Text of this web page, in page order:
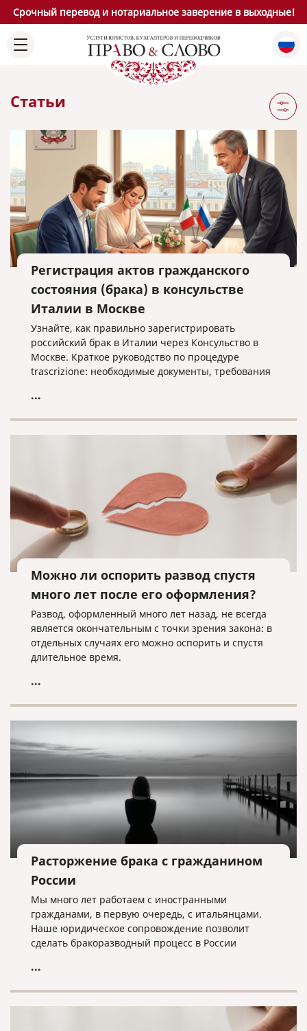
Срочный перевод и нотариальное заверение в выходные!
Статьи
Регистрация актов гражданского
состояния (брака) в консульстве
Италии в Москве
Узнайте, как правильно зарегистрировать
российский брак в Италии через Консульство в
Москве. Краткое руководство по процедуре
trascrizione: необходимые документы, требования
лишних хлопот.
...
Можно ли оспорить развод спустя
много лет после его оформления?
Развод, оформленный много лет назад, не всегда
является окончательным с точки зрения закона: в
отдельных случаях его можно оспорить и спустя
длительное время.
...
Расторжение брака с гражданином
России
Мы много лет работаем с иностранными
гражданами, в первую очередь, с итальянцами.
Наше юридическое сопровождение позволит
сделать бракоразводный процесс в России
...